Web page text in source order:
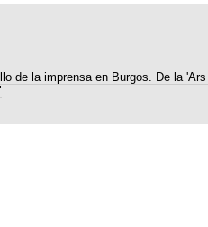
de la imprensa en Burgos. De la